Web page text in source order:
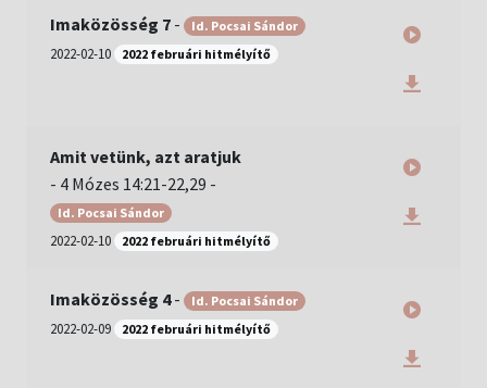
Imaközösség 7 - Id. Pocsai Sándor
2022-02-10 2022 februári hitmélyítő
Amit vetünk, azt aratjuk
- 4 Mózes 14:21-22,29 -
Id. Pocsai Sándor
2022-02-10 2022 februári hitmélyítő
Imaközösség 4- Id. Pocsai Sándor
2022-02-09 2022 februári hitmélyítő